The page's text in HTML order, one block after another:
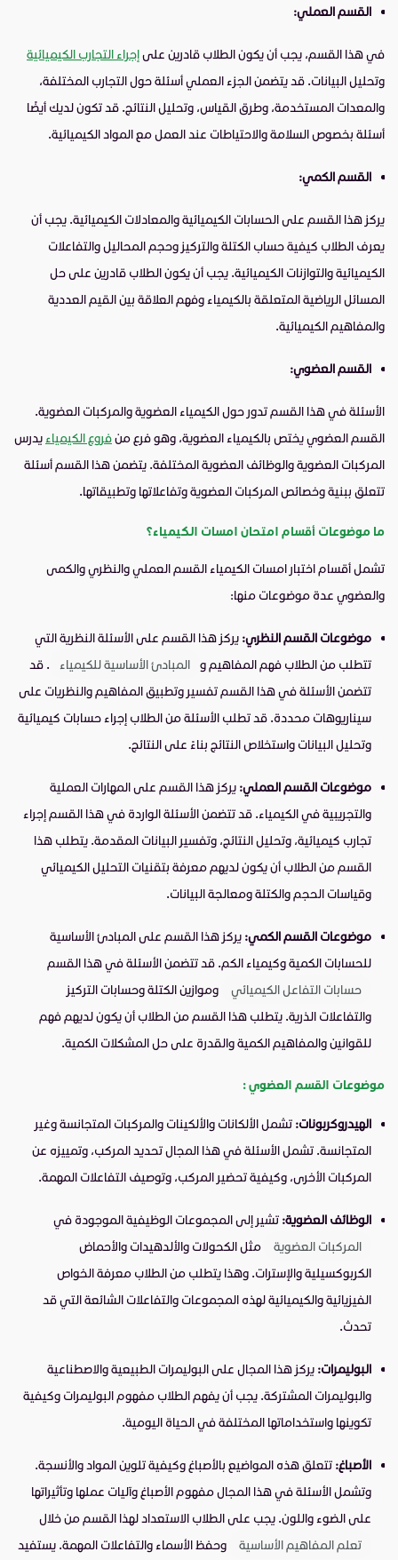
القسم العملي:
في هذا القسم، يجب أن يكون الطلاب قادرين علىإجراء التجارب الكيميائية
وتحليل البيانات. قد يتضمن الجزء العملي أسئلة حول التجارب المختلفة،
والمعدات المستخدمة، وطرق القياس، وتحليل النتائج. قد تكون لديك أيضًا
أسئلة بخصوص السلامة والاحتياطات عند العمل مع المواد الكيميائية.
القسم الكمي:
يركز هذا القسم على الحسابات الكيميائية والمعادلات الكيميائية. يجب أن
يعرف الطلاب كيفية حساب الكتلة والتركيز وحجم المحاليل والتفاعلات
الكيميائية والتوازنات الكيميائية. يجب أن يكون الطلاب قادرين على حل
المسائل الرياضية المتعلقة بالكيمياء وفهم العلاقة بين القيم العددية
والمفاهيم الكيميائية.
القسم العضوي:
الأسئلة في هذا القسم تدور حول الكيمياء العضوية والمركبات العضوية.
القسم العضوي يختص بالكيمياء العضوية، وهو فرع منفروع الكيمياء يدرس
المركبات العضوية والوظائف العضوية المختلفة. يتضمن هذا القسم أسئلة
تتعلق ببنية وخصائص المركبات العضوية وتفاعلاتها وتطبيقاتها.
ما موضوعات أقسام امتحان امسات الكيمياء؟
تشمل أقسام اختبار امسات الكيمياء القسم العملي والنظري والكمى
والعضوي عدة موضوعات منها:
موضوعات القسم النظري: يركز هذا القسم على الأسئلة النظرية التي
تتطلب من الطلاب فهم المفاهيم و
المبادئ الأساسية للكيمياء
. قد
تتضمن الأسئلة في هذا القسم تفسير وتطبيق المفاهيم والنظريات على
سيناريوهات محددة. قد تطلب الأسئلة من الطلاب إجراء حسابات كيميائية
وتحليل البيانات واستخلاص النتائج بناءً على النتائج.
موضوعات القسم العملي: يركز هذا القسم على المهارات العملية
والتجريبية في الكيمياء. قد تتضمن الأسئلة الواردة في هذا القسم إجراء
تجارب كيميائية، وتحليل النتائج، وتفسير البيانات المقدمة. يتطلب هذا
القسم من الطلاب أن يكون لديهم معرفة بتقنيات التحليل الكيميائي
وقياسات الحجم والكتلة ومعالجة البيانات.
موضوعات القسم الكمي: يركز هذا القسم على المبادئ الأساسية
للحسابات الكمية وكيمياء الكم. قد تتضمن الأسئلة في هذا القسم
حسابات التفاعل الكيميائي
وموازين الكتلة وحسابات التركيز
والتفاعلات الذرية. يتطلب هذا القسم من الطلاب أن يكون لديهم فهم
للقوانين والمفاهيم الكمية والقدرة على حل المشكلات الكمية.
موضوعات القسم العضوي :
الهيدروكربونات: تشمل الألكانات والألكينات والمركبات المتجانسة وغير
المتجانسة. تشمل الأسئلة في هذا المجال تحديد المركب، وتمييزه عن
المركبات الأخرى، وكيفية تحضير المركب، وتوصيف التفاعلات المهمة.
الوظائف العضوية: تشير إلى المجموعات الوظيفية الموجودة في
المركبات العضوية
مثل الكحولات والألدهيدات والأحماض
الكربوكسيلية والإسترات. وهذا يتطلب من الطلاب معرفة الخواص
الفيزيائية والكيميائية لهذه المجموعات والتفاعلات الشائعة التي قد
تحدث.
البوليمرات: يركز هذا المجال على البوليمرات الطبيعية والاصطناعية
والبوليمرات المشتركة. يجب أن يفهم الطلاب مفهوم البوليمرات وكيفية
تكوينها واستخداماتها المختلفة في الحياة اليومية.
الأصباغ: تتعلق هذه المواضيع بالأصباغ وكيفية تلوين المواد والأنسجة.
وتشمل الأسئلة في هذا المجال مفهوم الأصباغ وآليات عملها وتأثيراتها
على الضوء واللون. يجب على الطلاب الاستعداد لهذا القسم من خلال
تعلم المفاهيم الأساسية
وحفظ الأسماء والتفاعلات المهمة. يستفيد